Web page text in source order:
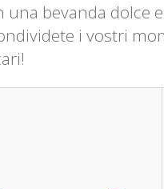
bevanda dolce
i vostri